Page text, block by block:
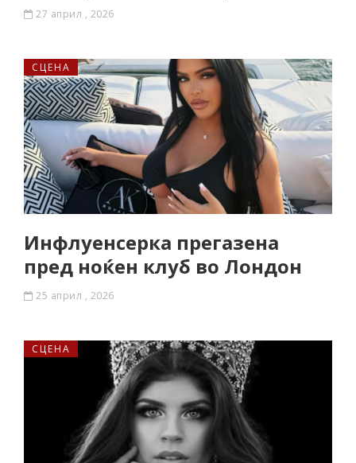
27 април , 2026
СЦЕНА
Инфлуенсерка прегазена
пред ноќен клуб во Лондон
25 април , 2026
СЦЕНА